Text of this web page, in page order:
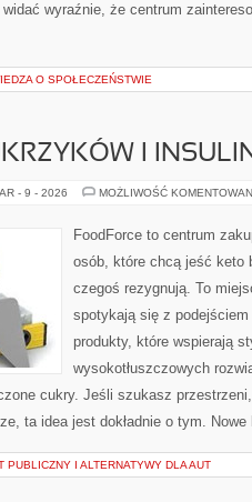
wyraźnie, że centrum
O SPOŁECZEŃSTWIE
I
- 9 - 2026 MOŻLIWOŚĆ
FoodForce to centrum
osób, które chcą jeść keto
czegoś rezygnują. To
spotykają się z
produkty, które wspierają
wysokotłuszczowych
cukry. Jeśli szukasz
ta idea jest dokładnie o tym.
PUBLICZNY I ALTERNATYWY DLA AUT